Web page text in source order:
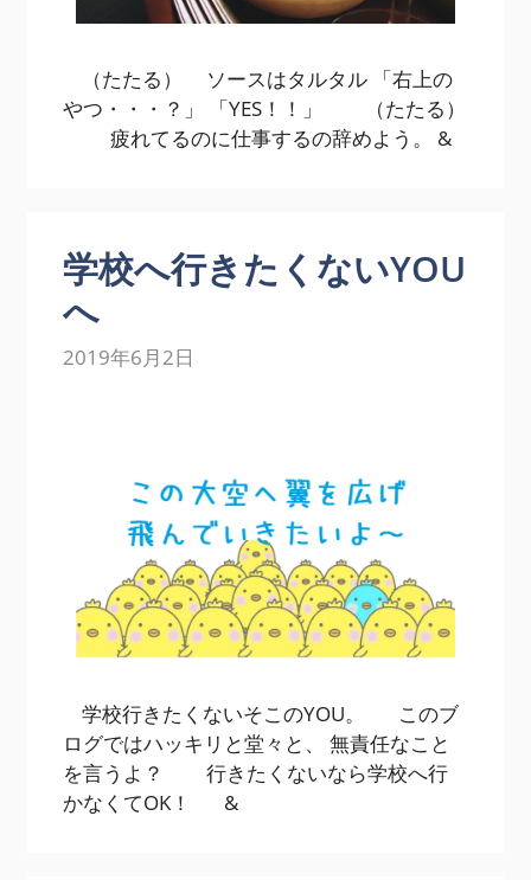
（たたる） ソースはタルタル 「右上の
やつ・・・？」 「YES！！」 （たたる）
疲れてるのに仕事するの辞めよう。 &
学校へ行きたくないYOU
へ
2019年6月2日
学校行きたくないそこのYOU。 このブ
ログではハッキリと堂々と、 無責任なこと
を言うよ？ 行きたくないなら学校へ行
かなくてOK！ &